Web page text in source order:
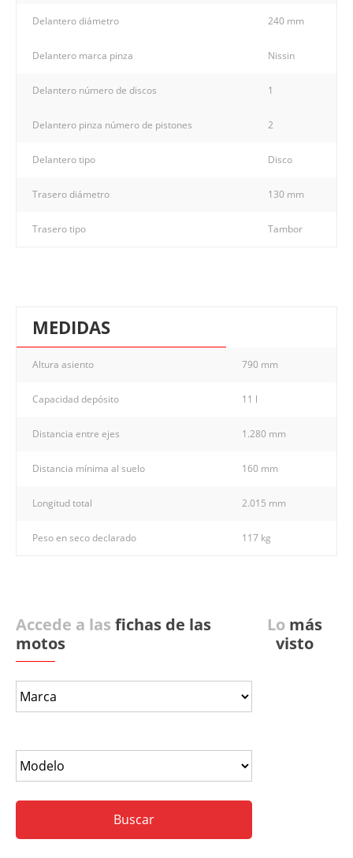
Delantero diámetro 240 mm
Delantero marca pinza Nissin
Delantero número de discos 1
Delantero pinza número de pistones 2
Delantero tipo Disco
Trasero diámetro 130 mm
Trasero tipo Tambor
MEDIDAS
Altura asiento 790 mm
Capacidad depósito 11 l
Distancia entre ejes 1.280 mm
Distancia mínima al suelo 160 mm
Longitud total 2.015 mm
Peso en seco declarado 117 kg
Accede a las fichas de las
motos
Lo más
visto